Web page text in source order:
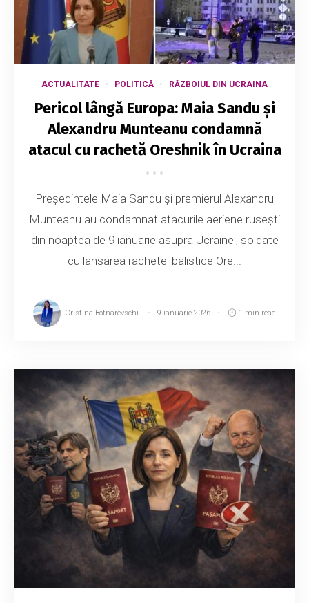
ACTUALITATE POLITICĂ RĂZBOIUL DIN UCRAINA
Pericol lângă Europa: Maia Sandu și
Alexandru Munteanu condamnă
atacul cu rachetă Oreshnik în Ucraina
Președintele Maia Sandu și premierul Alexandru
Munteanu au condamnat atacurile aeriene rusești
din noaptea de 9 ianuarie asupra Ucrainei, soldate
cu lansarea rachetei balistice Ore...
Cristina Botnarevschi 9 ianuarie 2026 1 min read